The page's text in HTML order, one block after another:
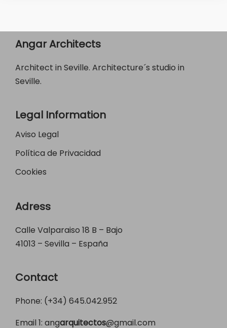
Angar Architects
Architect in Seville. Architecture´s studio in
Seville.
Legal Information
Aviso Legal
Política de Privacidad
Cookies
Adress
Calle Valparaiso 18 B – Bajo
41013 – Sevilla – España
Contact
Phone: (+34) 645.042.952
Email 1: angarquitectos@gmail.com